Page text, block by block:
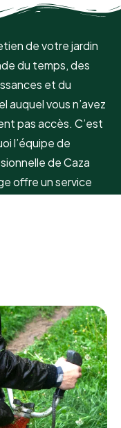
de votre jardin
du temps, des
et du
auquel vous n’avez
pas accès. C’est
l’équipe de
de Caza
offre un service